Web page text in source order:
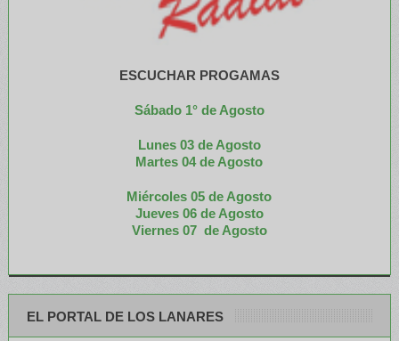
ESCUCHAR PROGAMAS
Sábado 1° de Agosto
Lunes 03 de Agosto
Martes 04 de Agosto
Miércoles 05 de Agosto
Jueves 06 de Agosto
Viernes 07 de Agosto
EL PORTAL DE LOS LANARES